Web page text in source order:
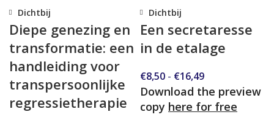
Dichtbij
Diepe genezing en
transformatie: een
handleiding voor
transpersoonlijke
regressietherapie
Dichtbij
Een secretaresse
in de etalage
€8,50 - €16,49
Download the preview
copy here for free